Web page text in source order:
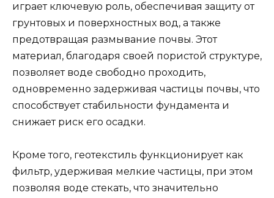
играет ключевую роль, обеспечивая защиту от
грунтовых и поверхностных вод, а также
предотвращая размывание почвы. Этот
материал, благодаря своей пористой структуре,
позволяет воде свободно проходить,
одновременно задерживая частицы почвы, что
способствует стабильности фундамента и
снижает риск его осадки.
Кроме того, геотекстиль функционирует как
фильтр, удерживая мелкие частицы, при этом
позволяя воде стекать, что значительно